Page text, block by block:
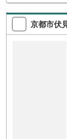
大活
しい
えま
京都市伏